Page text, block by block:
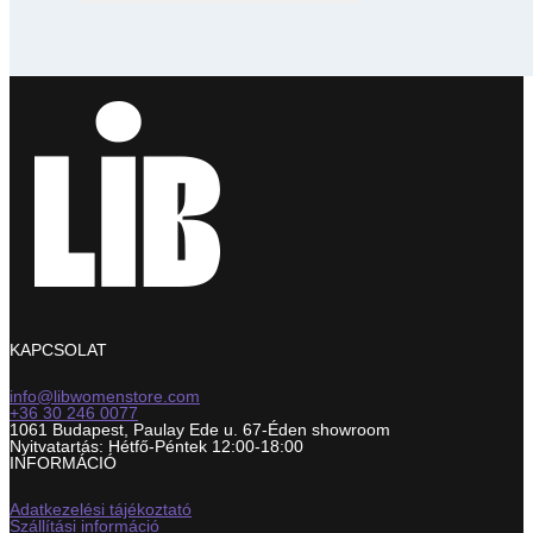
KAPCSOLAT
info@libwomenstore.com
+36 30 246 0077
1061 Budapest, Paulay Ede u. 67-Éden showroom
Nyitvatartás: Hétfő-Péntek 12:00-18:00
INFORMÁCIÓ
Adatkezelési tájékoztató
Szállítási információ